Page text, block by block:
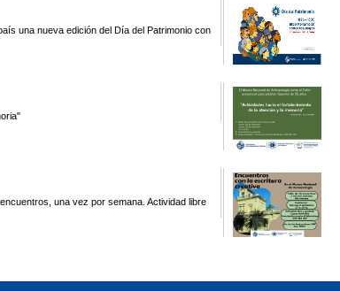
una nueva edición del Día del Patrimonio con
una vez por semana. Actividad libre